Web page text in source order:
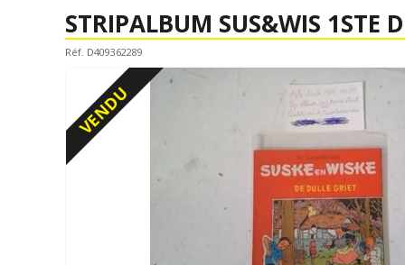
STRIPALBUM SUS&WIS 1STE
Réf. D409362289
VENDU